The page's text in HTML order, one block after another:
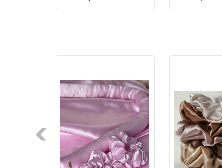
Next